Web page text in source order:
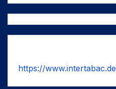
https://www.intertabac.de